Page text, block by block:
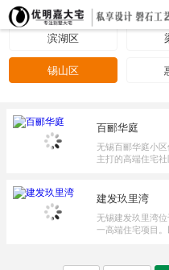
滨湖区
‌锡山区
百郦华庭
无锡百郦华庭小
主打的高端住宅社
建发玖里湾
无锡建发玖里湾
一高端住宅项目。